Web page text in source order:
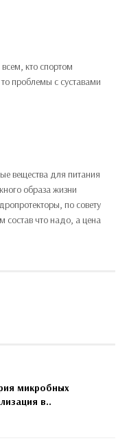
кто спортом
проблемы с суставами
вещества для питания
образа жизни
по совету
состав что надо, а цена
микробных
в..